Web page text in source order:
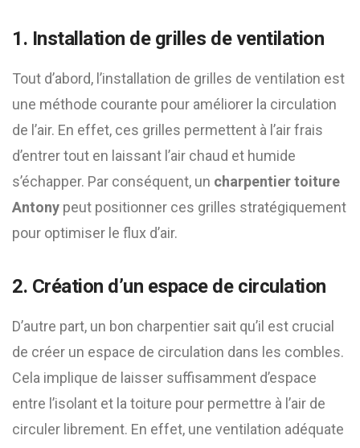
1. Installation de grilles de ventilation
Tout d’abord, l’installation de grilles de ventilation est
une méthode courante pour améliorer la circulation
de l’air. En effet, ces grilles permettent à l’air frais
d’entrer tout en laissant l’air chaud et humide
s’échapper. Par conséquent, un charpentier toiture
Antony peut positionner ces grilles stratégiquement
pour optimiser le flux d’air.
2. Création d’un espace de circulation
D’autre part, un bon charpentier sait qu’il est crucial
de créer un espace de circulation dans les combles.
Cela implique de laisser suffisamment d’espace
entre l’isolant et la toiture pour permettre à l’air de
circuler librement. En effet, une ventilation adéquate